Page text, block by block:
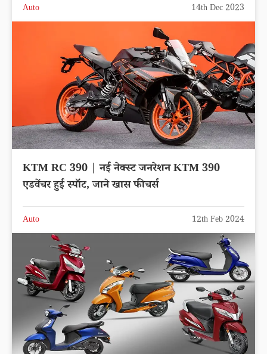
Auto 14th Dec 2023
KTM RC 390 | नई नेक्स्ट जनरेशन KTM 390
एडवेंचर हुई स्पॉट, जाने खास फीचर्स
Auto 12th Feb 2024